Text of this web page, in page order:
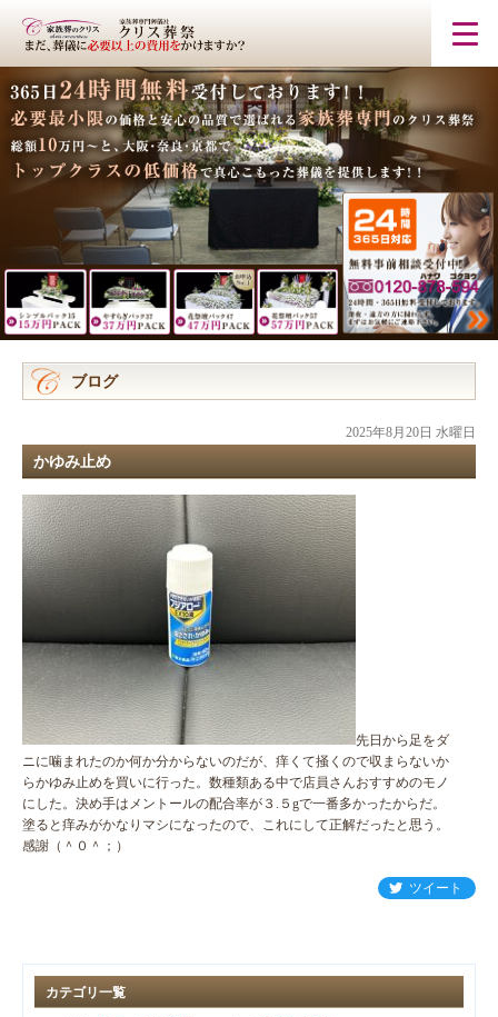
ブログ
2025年8月20日 水曜日
かゆみ止め
先日から足をダ
ニに噛まれたのか何か分からないのだが、痒くて掻くので収まらないか
らかゆみ止めを買いに行った。数種類ある中で店員さんおすすめのモノ
にした。決め手はメントールの配合率が３.５gで一番多かったからだ。
塗ると痒みがかなりマシになったので、これにして正解だったと思う。
感謝（＾０＾；）
ツイート
カテゴリ一覧